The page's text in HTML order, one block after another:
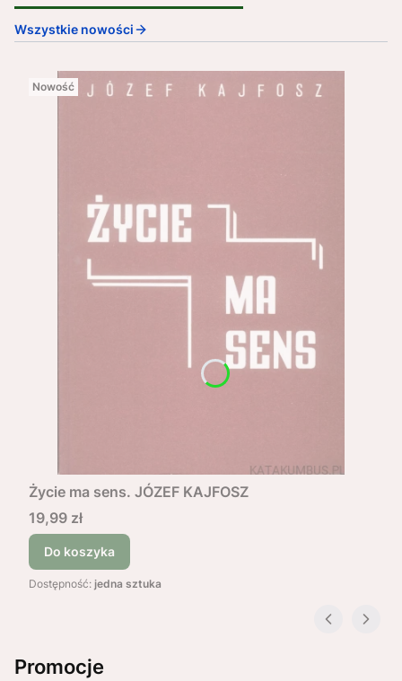
Wszystkie nowości
Nowość
Życie ma sens. JÓZEF KAJFOSZ
Cena
19,99 zł
Do koszyka
Dostępność: jedna sztuka
Promocje